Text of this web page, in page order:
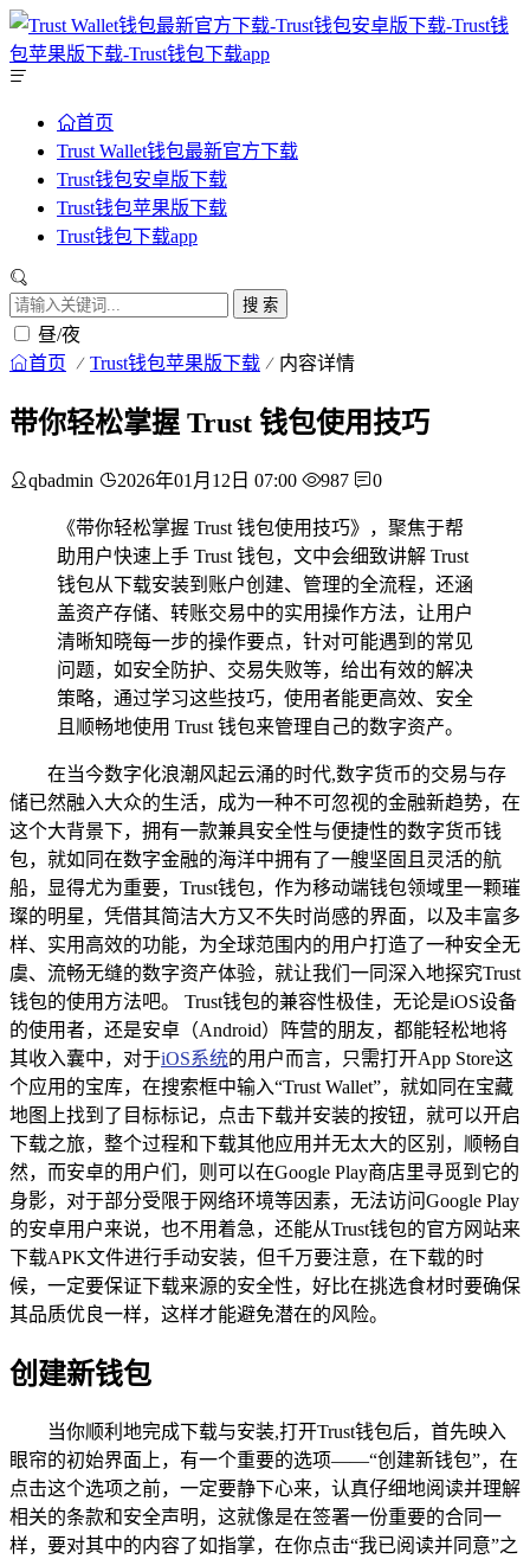
首页
Trust Wallet钱包最新官方下载
Trust钱包安卓版下载
Trust钱包苹果版下载
Trust钱包下载app
搜 索
昼/夜
首页 Trust钱包苹果版下载 内容详情
带你轻松掌握 Trust 钱包使用技巧
qbadmin 2026年01月12日 07:00 987 0
《带你轻松掌握 Trust 钱包使用技巧》，聚焦于帮
助用户快速上手 Trust 钱包，文中会细致讲解 Trust
钱包从下载安装到账户创建、管理的全流程，还涵
盖资产存储、转账交易中的实用操作方法，让用户
清晰知晓每一步的操作要点，针对可能遇到的常见
问题，如安全防护、交易失败等，给出有效的解决
策略，通过学习这些技巧，使用者能更高效、安全
且顺畅地使用 Trust 钱包来管理自己的数字资产。
在当今数字化浪潮风起云涌的时代,数字货币的交易与存
储已然融入大众的生活，成为一种不可忽视的金融新趋势，在
这个大背景下，拥有一款兼具安全性与便捷性的数字货币钱
包，就如同在数字金融的海洋中拥有了一艘坚固且灵活的航
船，显得尤为重要，Trust钱包，作为移动端钱包领域里一颗璀
璨的明星，凭借其简洁大方又不失时尚感的界面，以及丰富多
样、实用高效的功能，为全球范围内的用户打造了一种安全无
虞、流畅无缝的数字资产体验，就让我们一同深入地探究Trust
钱包的使用方法吧。 Trust钱包的兼容性极佳，无论是iOS设备
的使用者，还是安卓（Android）阵营的朋友，都能轻松地将
其收入囊中，对于iOS系统的用户而言，只需打开App Store这
个应用的宝库，在搜索框中输入“Trust Wallet”，就如同在宝藏
地图上找到了目标标记，点击下载并安装的按钮，就可以开启
下载之旅，整个过程和下载其他应用并无太大的区别，顺畅自
然，而安卓的用户们，则可以在Google Play商店里寻觅到它的
身影，对于部分受限于网络环境等因素，无法访问Google Play
的安卓用户来说，也不用着急，还能从Trust钱包的官方网站来
下载APK文件进行手动安装，但千万要注意，在下载的时
候，一定要保证下载来源的安全性，好比在挑选食材时要确保
其品质优良一样，这样才能避免潜在的风险。
创建新钱包
当你顺利地完成下载与安装,打开Trust钱包后，首先映入
眼帘的初始界面上，有一个重要的选项——“创建新钱包”，在
点击这个选项之前，一定要静下心来，认真仔细地阅读并理解
相关的条款和安全声明，这就像是在签署一份重要的合同一
样，要对其中的内容了如指掌，在你点击“我已阅读并同意”之